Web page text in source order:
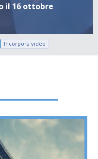
il 16 ottobre
Incorpora video